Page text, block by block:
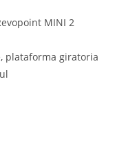
MINI 2
plataforma giratoria